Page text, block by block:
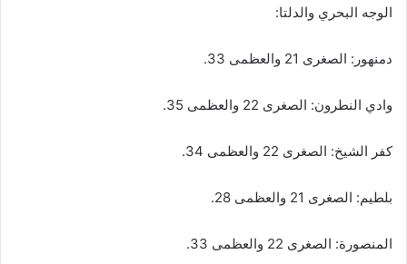
​الوجه البحري والدلتا:
دمنهور: الصغرى 21 والعظمى 33.
وادي النطرون: الصغرى 22 والعظمى 35.
كفر الشيخ: الصغرى 22 والعظمى 34.
بلطيم: الصغرى 21 والعظمى 28.
المنصورة: الصغرى 22 والعظمى 33.